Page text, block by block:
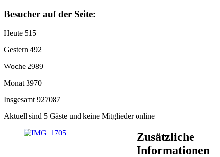
Besucher auf der Seite:
Heute 515
Gestern 492
Woche 2989
Monat 3970
Insgesamt 927087
Aktuell sind 5 Gäste und keine Mitglieder online
Zusätzliche
Informationen